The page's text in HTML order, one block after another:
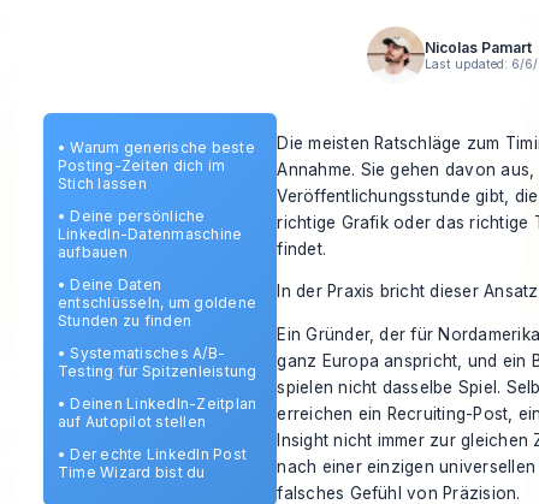
Nicolas Pamart
Last updated: 6/
•Warum generische beste
Posting-Zeiten dich im
Stich lassen
• Deine persönliche
LinkedIn-Datenmaschine
aufbauen
• Deine Daten
entschlüsseln, um goldene
Stunden zu finden
•Systematisches A/B-
Testing für Spitzenleistung
• Deinen LinkedIn-Zeitplan
auf Autopilot stellen
• Der echte LinkedIn Post
Time Wizard bist du
Die meisten Ratschläge zum
Annahme. Sie gehen davon
Veröffentlichungsstunde gibt,
richtige Grafik oder das richtige
findet.
In der Praxis bricht dieser
Ein Gründer, der für
ganz Europa anspricht, und ein
spielen nicht dasselbe Spiel.
erreichen ein Recruiting-Post,
Insight nicht immer zur gleichen
nach einer einzigen
falsches Gefühl von Präzision.